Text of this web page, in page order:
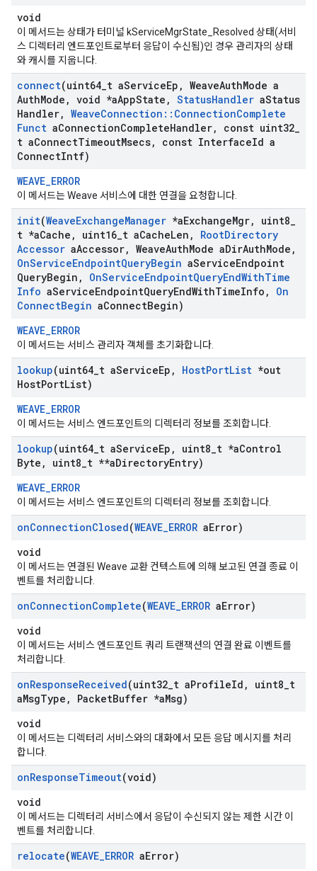
void
이 메서드는 상태가 터미널 kServiceMgrState_Resolved 상태(서비
스 디렉터리 엔드포인트로부터 응답이 수신됨)인 경우 관리자의 상태
와 캐시를 지웁니다.
connect(uint64 t aServiceEp , WeaveAuthMode a
AuthMode , void *aAppState , StatusHandler aStatus
Handler, WeaveConnection :: ConnectionComplete
Funct aConnectionCompleteHandler, const uint32
t aConnectTimeoutMsecs, const InterfaceId a
ConnectIntf)
WEAVE_ERROR
이 메서드는 Weave 서비스에 대한 연결을 요청합니다.
init(WeaveExchangeManager *aExchangeMgr, uint8
t *aCache , uint16 t aCacheLen , RootDirectory
Accessor aAccessor, WeaveAuthMode aDirAuthMode ,
OnServiceEndpointQueryBegin aServiceEndpoint
QueryBegin , OnServiceEndpointQueryEndWithTime
Info aServiceEndpointQueryEndWithTimeInfo ,
On
ConnectBegin aConnectBegin)
WEAVE_ERROR
이 메서드는 서비스 관리자 객체를 초기화합니다.
lookup(uint64 t aServiceEp , HostPortList *out
HostPortList)
WEAVE_ERROR
이 메서드는 서비스 엔드포인트의 디렉터리 정보를 조회합니다.
lookup(uint64 t aServiceEp , uint8 t *aControl
Byte , uint8 t **aDirectoryEntry)
WEAVE_ERROR
이 메서드는 서비스 엔드포인트의 디렉터리 정보를 조회합니다.
onConnectionClosed(WEAVE_ERROR aError)
void
이 메서드는 연결된 Weave 교환 컨텍스트에 의해 보고된 연결 종료 이
벤트를 처리합니다.
onConnectionComplete(WEAVE_ERROR aError)
void
이 메서드는 서비스 엔드포인트 쿼리 트랜잭션의 연결 완료 이벤트를
처리합니다.
onResponseReceived(uint32 t aProfileId , uint8 t
aMsgType , PacketBuffer *aMsg)
void
이 메서드는 디렉터리 서비스와의 대화에서 모든 응답 메시지를 처리
합니다.
onResponseTimeout(void)
void
이 메서드는 디렉터리 서비스에서 응답이 수신되지 않는 제한 시간 이
벤트를 처리합니다.
relocate(WEAVE_ERROR aError)